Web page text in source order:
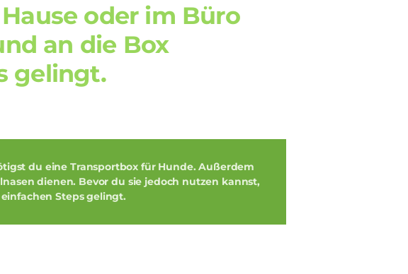
oder im Büro
an die Box
gelingt.
du eine Transportbox für Hunde. Außerdem
dienen. Bevor du sie jedoch nutzen kannst,
Stepsgelingt.